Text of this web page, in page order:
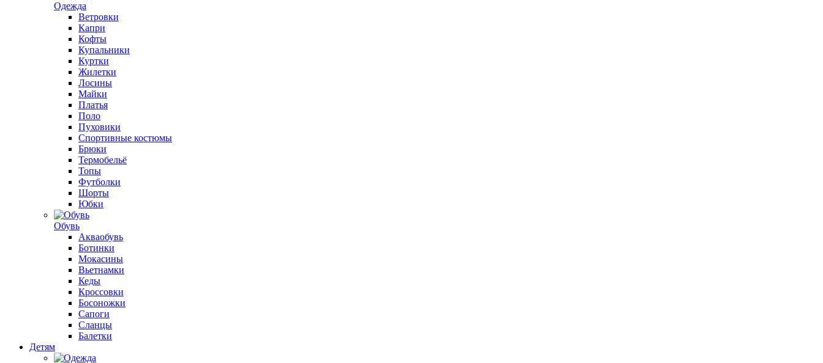
Одежда
Ветровки
Капри
Кофты
Купальники
Куртки
Жилетки
Лосины
Майки
Платья
Поло
Пуховики
Спортивные костюмы
Брюки
Термобельё
Топы
Футболки
Шорты
Юбки
Обувь
Акваобувь
Ботинки
Мокасины
Вьетнамки
Кеды
Кроссовки
Босоножки
Сапоги
Сланцы
Балетки
Детям